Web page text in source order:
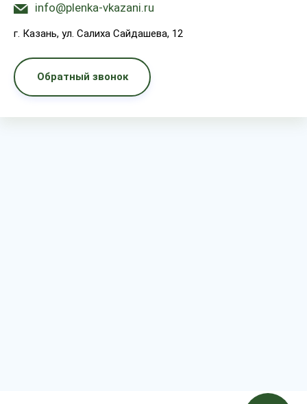
info@plenka-vkazani.ru
г. Казань, ул. Салиха Сайдашева, 12
Обратный звонок